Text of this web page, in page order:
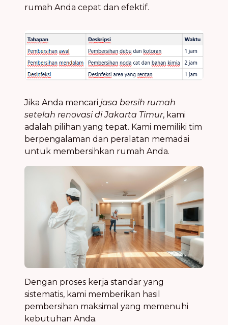
rumah Anda cepat dan efektif.
Jika Anda mencari jasa bersih rumah
setelah renovasi di Jakarta Timur, kami
adalah pilihan yang tepat. Kami memiliki tim
berpengalaman dan peralatan memadai
untuk membersihkan rumah Anda.
Dengan proses kerja standar yang
sistematis, kami memberikan hasil
pembersihan maksimal yang memenuhi
kebutuhan Anda.